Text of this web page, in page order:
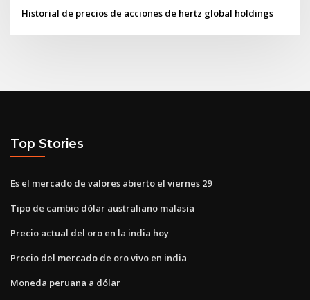
Historial de precios de acciones de hertz global holdings
Top Stories
Es el mercado de valores abierto el viernes 29
Tipo de cambio dólar australiano malasia
Precio actual del oro en la india hoy
Precio del mercado de oro vivo en india
Moneda peruana a dólar